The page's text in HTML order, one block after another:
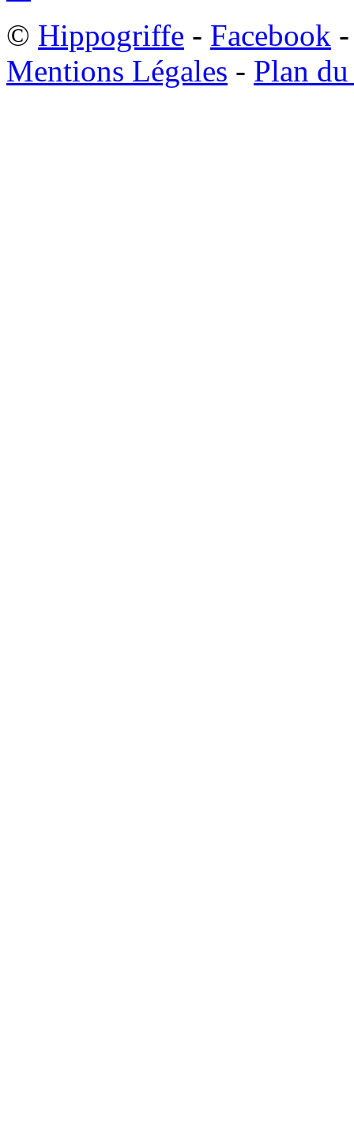
© Hippogriffe - Facebook
Mentions Légales - Plan